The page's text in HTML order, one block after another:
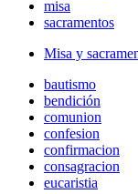
misa
sacramentos
Misa y
bautismo
bendición
comunion
confesion
confirmacion
consagracion
eucaristia